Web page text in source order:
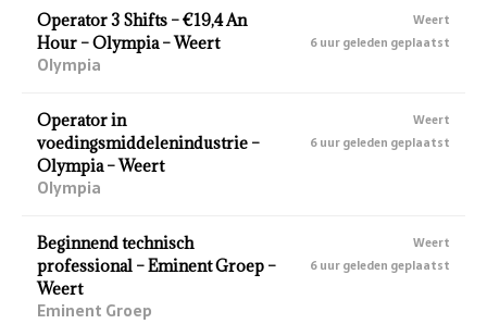
Operator 3 Shifts – €19,4 An
Hour – Olympia – Weert
Olympia
Weert
6 uur geleden geplaatst
Operator in
voedingsmiddelenindustrie –
Olympia – Weert
Olympia
Weert
6 uur geleden geplaatst
Beginnend technisch
professional – Eminent Groep –
Weert
Eminent Groep
Weert
6 uur geleden geplaatst